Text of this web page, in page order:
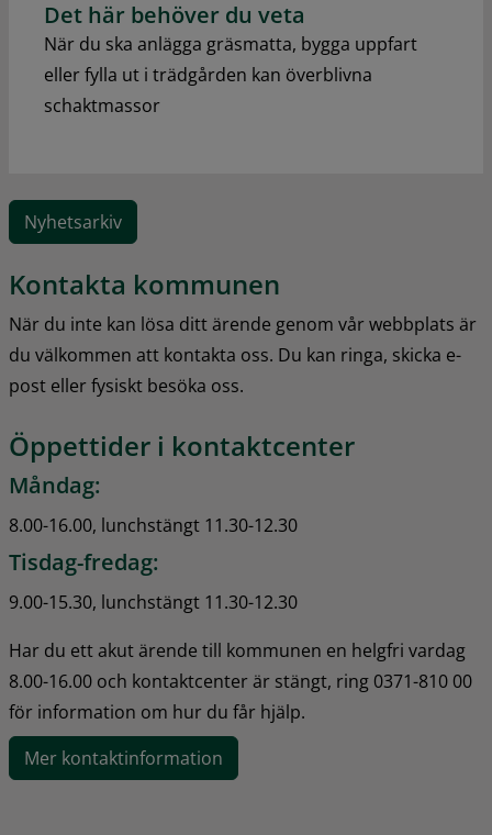
Det här behöver du veta
När du ska anlägga gräsmatta, bygga uppfart
eller fylla ut i trädgården kan överblivna
schaktmassor
Nyhetsarkiv
Kontakta kommunen
När du inte kan lösa ditt ärende genom vår webbplats är
du välkommen att kontakta oss. Du kan ringa, skicka e-
post eller fysiskt besöka oss.
Öppettider i kontaktcenter
Måndag:
8.00-16.00, lunchstängt 11.30-12.30
Tisdag-fredag:
9.00-15.30, lunchstängt 11.30-12.30
Har du ett akut ärende till kommunen en helgfri vardag
8.00-16.00 och kontaktcenter är stängt, ring 0371-810 00
för information om hur du får hjälp.
Mer kontaktinformation